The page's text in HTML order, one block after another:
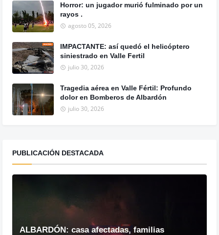
Horror: un jugador murió fulminado por un
rayos .
agosto 05, 2026
IMPACTANTE: así quedó el helicóptero
siniestrado en Valle Fertil
julio 30, 2026
Tragedia aérea en Valle Fértil: Profundo
dolor en Bomberos de Albardón
julio 30, 2026
PUBLICACIÓN DESTACADA
ALBARDÓN: casa afectadas, familias